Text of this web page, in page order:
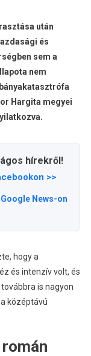
után
és
sem a
nem
Hargita megyei
hírekről!
>>
Google News-on
hogy a
és intenzív volt, és
is nagyon
középtávú